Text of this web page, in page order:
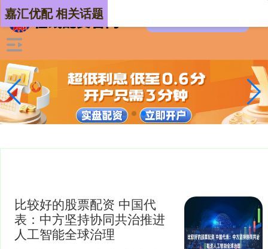
嘉汇优配 相关话题
比较好的股票配资 中国代
表：中方坚持协同共治推进
人工智能全球治理